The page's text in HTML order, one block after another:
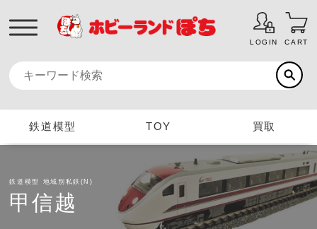
LOGIN CART
鉄道模型 TOY 買取
鉄道模型 地域別私鉄(N)
甲信越